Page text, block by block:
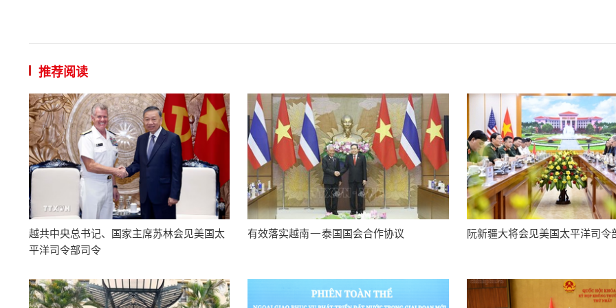
推荐阅读
越共中央总书记、国家主席苏林会见美国太
平洋司令部司令
有效落实越南—泰国国会合作协议 阮新疆大将会见美国太平洋司令